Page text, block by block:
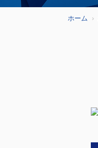
ホーム